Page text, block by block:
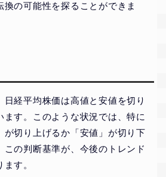
の可能性を探ることができま
経平均株価は高値と安値を切り
ます。このような状況では、特に
が切り上げるか「安値」が切り下
この判断基準が、今後のトレンド
す。